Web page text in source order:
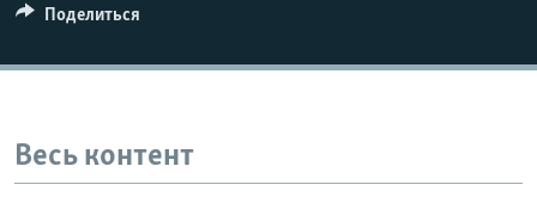
Поделиться
Весь контент